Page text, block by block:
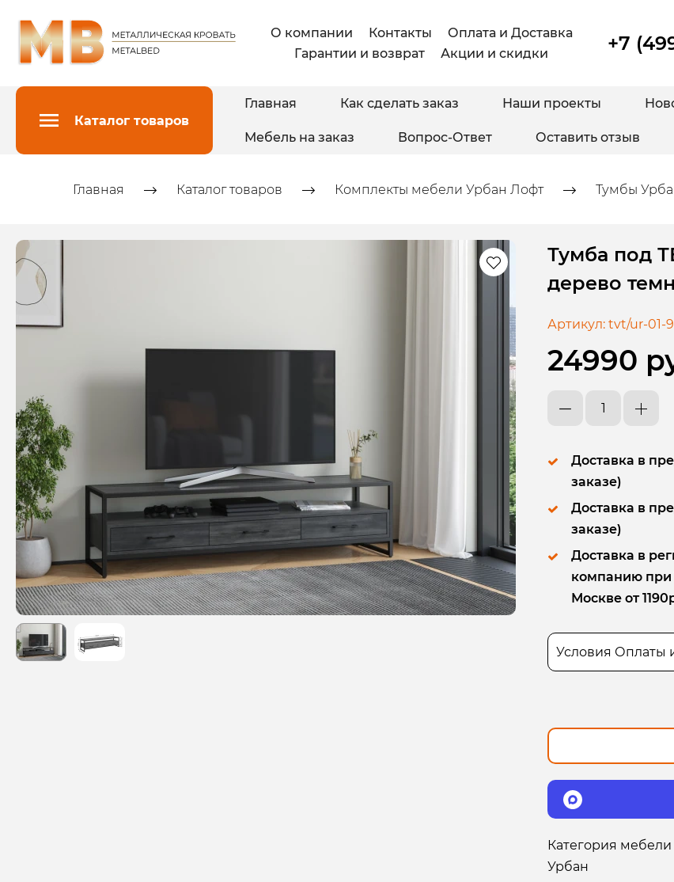
О компании Контакты
Оплата и Доставка
Гарантии и возврат
Акции и скидки +7
Каталог товаров
Главная Как сделать заказ Наши проекты
Мебель на заказ Вопрос-Ответ Оставить отзыв
Главная Каталог товаров Комплекты мебели Урбан Лофт Тумбы
Тумба под
дерево
Артикул: tvt/ur-01-
24990
Доставка в
заказе)
Доставка в
заказе)
Доставка в
компанию при
Москве от
Условия Оплаты
Категория мебели
Урбан